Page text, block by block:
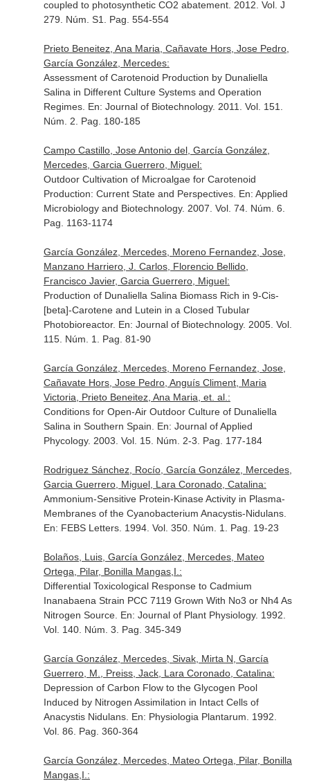
coupled to photosynthetic CO2 abatement. 2012. Vol. J
279. Núm. S1. Pag. 554-554
Prieto Beneitez, Ana Maria, Cañavate Hors, Jose Pedro,
García González, Mercedes:
Assessment of Carotenoid Production by Dunaliella
Salina in Different Culture Systems and Operation
Regimes. En: Journal of Biotechnology. 2011. Vol. 151.
Núm. 2. Pag. 180-185
Campo Castillo, Jose Antonio del, García González,
Mercedes, Garcia Guerrero, Miguel:
Outdoor Cultivation of Microalgae for Carotenoid
Production: Current State and Perspectives. En: Applied
Microbiology and Biotechnology. 2007. Vol. 74. Núm. 6.
Pag. 1163-1174
García González, Mercedes, Moreno Fernandez, Jose,
Manzano Harriero, J. Carlos, Florencio Bellido,
Francisco Javier, Garcia Guerrero, Miguel:
Production of Dunaliella Salina Biomass Rich in 9-Cis-
[beta]-Carotene and Lutein in a Closed Tubular
Photobioreactor. En: Journal of Biotechnology. 2005. Vol.
115. Núm. 1. Pag. 81-90
García González, Mercedes, Moreno Fernandez, Jose,
Cañavate Hors, Jose Pedro, Anguís Climent, Maria
Victoria, Prieto Beneitez, Ana Maria, et. al.:
Conditions for Open-Air Outdoor Culture of Dunaliella
Salina in Southern Spain. En: Journal of Applied
Phycology. 2003. Vol. 15. Núm. 2-3. Pag. 177-184
Rodriguez Sánchez, Rocío, García González, Mercedes,
Garcia Guerrero, Miguel, Lara Coronado, Catalina:
Ammonium-Sensitive Protein-Kinase Activity in Plasma-
Membranes of the Cyanobacterium Anacystis-Nidulans.
En: FEBS Letters. 1994. Vol. 350. Núm. 1. Pag. 19-23
Bolaños, Luis, García González, Mercedes, Mateo
Ortega, Pilar, Bonilla Mangas,I.:
Differential Toxicological Response to Cadmium
Inanabaena Strain PCC 7119 Grown With No3 or Nh4 As
Nitrogen Source. En: Journal of Plant Physiology. 1992.
Vol. 140. Núm. 3. Pag. 345-349
García González, Mercedes, Sivak, Mirta N, García
Guerrero, M., Preiss, Jack, Lara Coronado, Catalina:
Depression of Carbon Flow to the Glycogen Pool
Induced by Nitrogen Assimilation in Intact Cells of
Anacystis Nidulans. En: Physiologia Plantarum . 1992.
Vol. 86. Pag. 360-364
García González, Mercedes, Mateo Ortega, Pilar, Bonilla
Mangas,I.: